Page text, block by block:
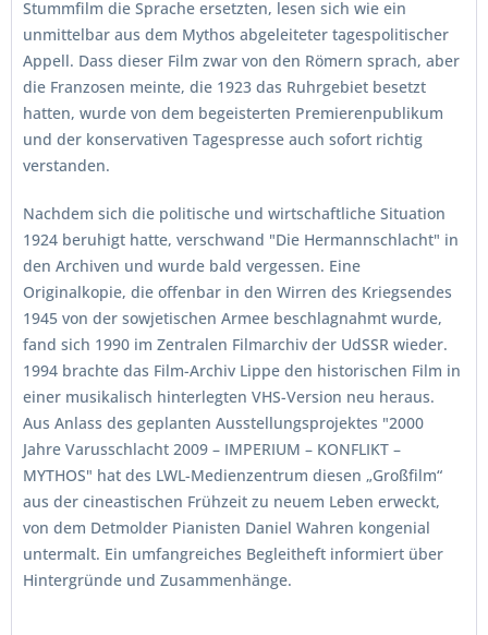
Stummfilm die Sprache ersetzten, lesen sich wie ein
unmittelbar aus dem Mythos abgeleiteter tagespolitischer
Appell. Dass dieser Film zwar von den Römern sprach, aber
die Franzosen meinte, die 1923 das Ruhrgebiet besetzt
hatten, wurde von dem begeisterten Premierenpublikum
und der konservativen Tagespresse auch sofort richtig
verstanden.
Nachdem sich die politische und wirtschaftliche Situation
1924 beruhigt hatte, verschwand "Die Hermannschlacht" in
den Archiven und wurde bald vergessen. Eine
Originalkopie, die offenbar in den Wirren des Kriegsendes
1945 von der sowjetischen Armee beschlagnahmt wurde,
fand sich 1990 im Zentralen Filmarchiv der UdSSR wieder.
1994 brachte das Film-Archiv Lippe den historischen Film in
einer musikalisch hinterlegten VHS-Version neu heraus.
Aus Anlass des geplanten Ausstellungsprojektes "2000
Jahre Varusschlacht 2009 – IMPERIUM – KONFLIKT –
MYTHOS" hat des LWL-Medienzentrum diesen „Großfilm“
aus der cineastischen Frühzeit zu neuem Leben erweckt,
von dem Detmolder Pianisten Daniel Wahren kongenial
untermalt. Ein umfangreiches Begleitheft informiert über
Hintergründe und Zusammenhänge.